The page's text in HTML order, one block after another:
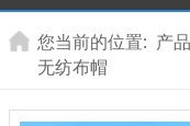
您当前的位置: 产
无纺布帽